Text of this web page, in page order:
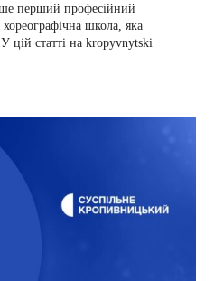
перший професійний
школа, яка
У цій статті на kropyvnytski